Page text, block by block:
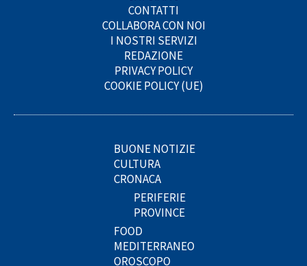
CONTATTI
COLLABORA CON NOI
I NOSTRI SERVIZI
REDAZIONE
PRIVACY POLICY
COOKIE POLICY (UE)
BUONE NOTIZIE
CULTURA
CRONACA
PERIFERIE
PROVINCE
FOOD
MEDITERRANEO
OROSCOPO